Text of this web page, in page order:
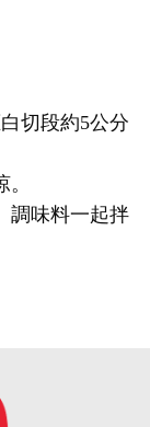
切段約5公分
調味料一起拌